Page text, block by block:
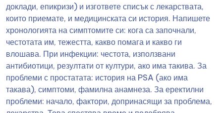
доклади, епикризи) и изгответе списък с лекарствата,
които приемате, и медицинската си история. Напишете
хронологията на симптомите си: кога са започнали,
честотата им, тежестта, какво помага и какво ги
влошава. При инфекции: честота, използвани
антибиотици, резултати от култури, ако има такива. За
проблеми с простатата: история на PSA (ако има
такава), симптоми, фамилна анамнеза. За еректилни
проблеми: начало, фактори, допринасящи за проблема,